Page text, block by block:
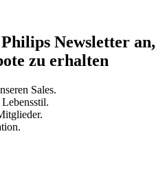
Newsletter an,
zu erhalten
Sales.